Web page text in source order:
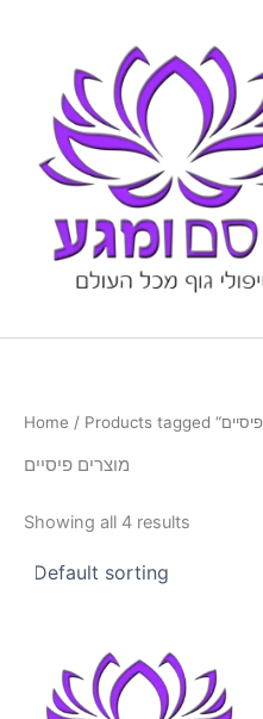
Home
מוצרים פיסיים
Showing all 4 results